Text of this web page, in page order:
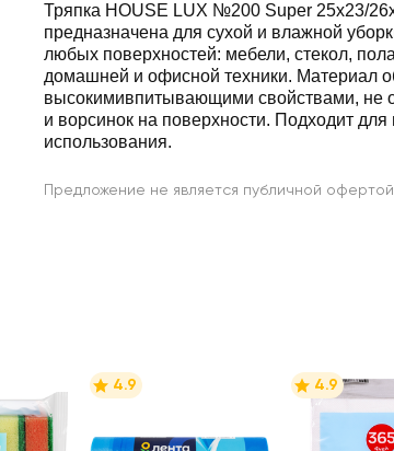
Тряпка HOUSE LUX №200 Super 25x23/
предназначена для сухой и влажной уборки. Подходит для
любых поверхностей: мебели, стекол, пола, а также для
домашней и офисной техники. Материал
высокимивпитывающими свойствами, не
и ворсинок на поверхности. Подходит для многоразового
использования.
Предложение не является публичной офертой
4.9 4.9